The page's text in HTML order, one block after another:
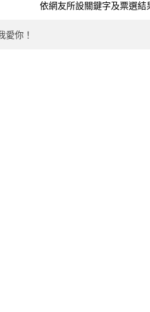
依網友所設關鍵字及票選結
愛你！